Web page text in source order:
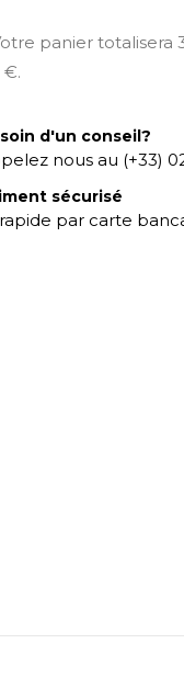
panier totalisera
€.
d'un conseil?
nous au (+33)
sécurisé
par carte